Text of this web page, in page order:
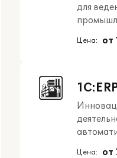
для
Цена: от
Цена: от